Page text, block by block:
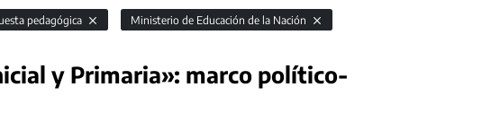
pedagógica Ministerio de Educación de la Nación
y Primaria»: marco político-